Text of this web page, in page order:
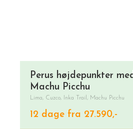
Perus højdepunkter
Machu Picchu
Lima, Cuzco, Inka Trail, Machu Picchu
12 dage fra 27.590,-